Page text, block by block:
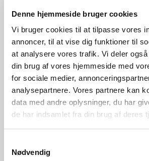
Denne hjemmeside bruger cookies
Vi bruger cookies til at tilpasse vores
annoncer, til at vise dig funktioner til
at analysere vores trafik. Vi deler
din brug af vores hjemmeside med
for sociale medier,
analysepartnere. Vores partnere kan
data med andre oplysninger, du har
de har indsamlet fra din brug af deres
Nødvendig
Nordlux leistet bis zu 15 Jahre Garantie
Außenleuchten in feuerverzinkter
und Messing. Diese Garantie gilt für
von Angriff des Metalls und gilt nur
Quittung. Nordlux leistet keine Garantie
die beschädigt sind durch Abnutzung
Fehlbehandlung der Leuchten.
Siehe vollständige